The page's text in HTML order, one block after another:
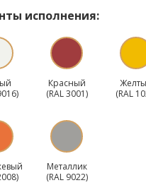
исполнения:
Красный
(RAL 3001)
(RAL
Металлик
(RAL 9022)